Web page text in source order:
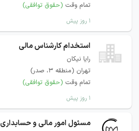
تمام وقت (حقوق توافقی)
۱ روز پیش
استخدام کارشناس مالی
رایا نیکان
تهران (منطقه ۳، صدر)
تمام وقت (حقوق توافقی)
۱ روز پیش
مسئول امور مالی و حسابداری